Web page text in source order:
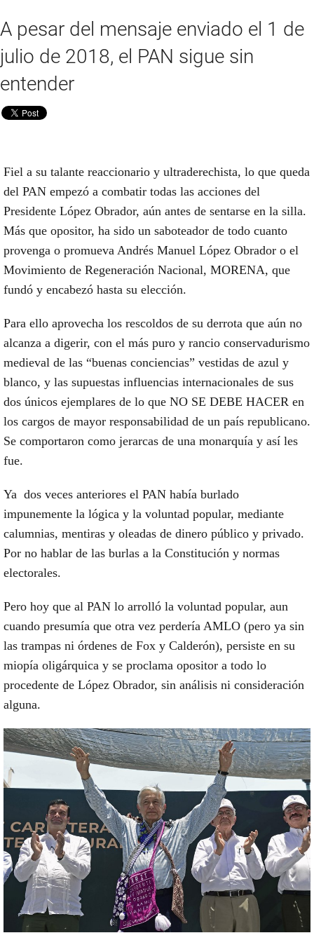
A pesar del mensaje enviado el 1 de
julio de 2018, el PAN sigue sin
entender
Fiel a su talante reaccionario y ultraderechista, lo que queda
del PAN empezó a combatir todas las acciones del
Presidente López Obrador, aún antes de sentarse en la silla.
Más que opositor, ha sido un saboteador de todo cuanto
provenga o promueva Andrés Manuel López Obrador o el
Movimiento de Regeneración Nacional, MORENA, que
fundó y encabezó hasta su elección.
Para ello aprovecha los rescoldos de su derrota que aún no
alcanza a digerir, con el más puro y rancio conservadurismo
medieval de las “buenas conciencias” vestidas de azul y
blanco, y las supuestas influencias internacionales de sus
dos únicos ejemplares de lo que NO SE DEBE HACER en
los cargos de mayor responsabilidad de un país republicano.
Se comportaron como jerarcas de una monarquía y así les
fue.
Ya dos veces anteriores el PAN había burlado
impunemente la lógica y la voluntad popular, mediante
calumnias, mentiras y oleadas de dinero público y privado.
Por no hablar de las burlas a la Constitución y normas
electorales.
Pero hoy que al PAN lo arrolló la voluntad popular, aun
cuando presumía que otra vez perdería AMLO (pero ya sin
las trampas ni órdenes de Fox y Calderón), persiste en su
miopía oligárquica y se proclama opositor a todo lo
procedente de López Obrador, sin análisis ni consideración
alguna.